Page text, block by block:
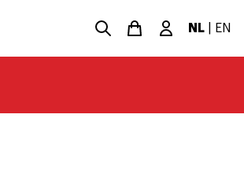
NL EN